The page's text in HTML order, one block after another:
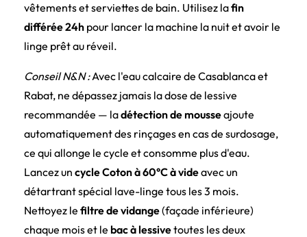
vêtements et serviettes de bain. Utilisez lafin
différée 24h pour lancer la machine la nuit et avoir le
linge prêt au réveil.
Conseil N&N :Avec l'eau calcaire de Casablanca et
Rabat, ne dépassez jamais la dose de lessive
recommandée — ladétection de mousseajoute
automatiquement des rinçages en cas de surdosage,
ce qui allonge le cycle et consomme plus d'eau.
Lancez un cycle Coton à 60°C à videavec un
détartrant spécial lave-linge tous les 3 mois.
Nettoyez le filtre de vidange(façade inférieure)
chaque mois et le bac à lessivetoutes les deux